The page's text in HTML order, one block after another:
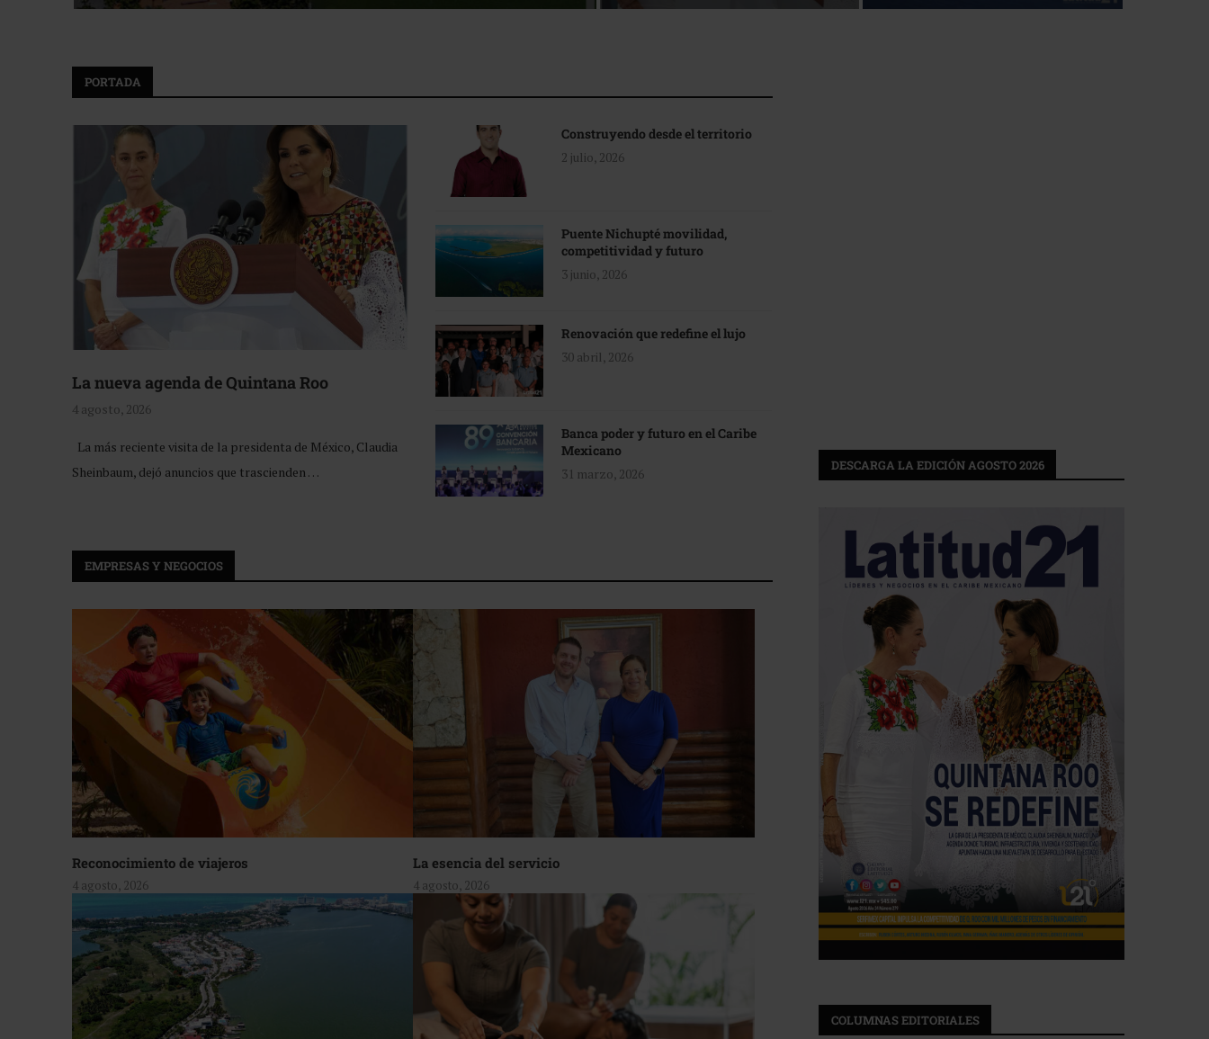
PORTADA
La nueva agenda de Quintana Roo
4 agosto, 2026
La más reciente visita de la presidenta de México, Claudia
Sheinbaum, dejó anuncios que trascienden …
Construyendo desde el territorio
2 julio, 2026
Puente Nichupté movilidad,
competitividad y futuro
3 junio, 2026
Renovación que redefine el lujo
30 abril, 2026
Banca poder y futuro en el Caribe
Mexicano
31 marzo, 2026
EMPRESAS Y NEGOCIOS
Reconocimiento de viajeros
4 agosto, 2026
La esencia del servicio
4 agosto, 2026
DESCARGA LA EDICIÓN AGOSTO 2026
COLUMNAS EDITORIALES